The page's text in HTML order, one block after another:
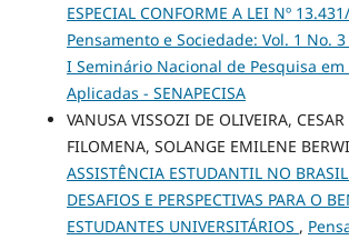
ESPECIAL CONFORME A LEI Nº
Pensamento e Sociedade: Vol. 1 No.
I Seminário Nacional de Pesquisa em
Aplicadas - SENAPECISA
VANUSA VISSOZI DE OLIVEIRA,
FILOMENA, SOLANGE EMILENE
ASSISTÊNCIA ESTUDANTIL NO
DESAFIOS E PERSPECTIVAS PARA O
ESTUDANTES UNIVERSITÁRIOS ,